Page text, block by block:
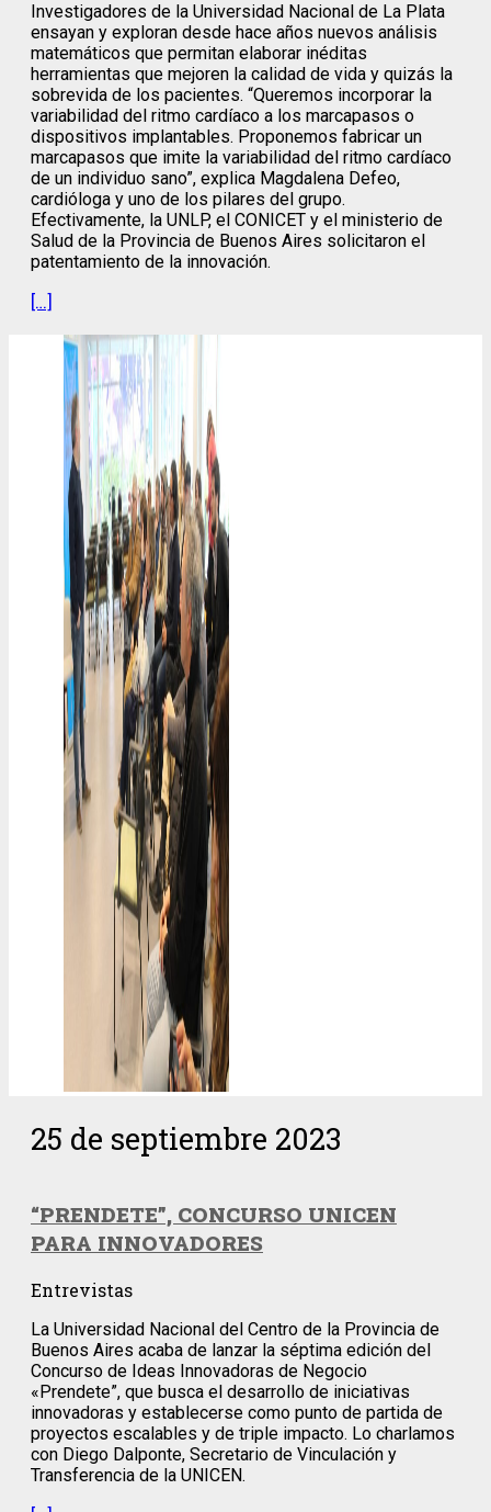
Investigadores de la Universidad Nacional de La Plata
ensayan y exploran desde hace años nuevos análisis
matemáticos que permitan elaborar inéditas
herramientas que mejoren la calidad de vida y quizás la
sobrevida de los pacientes. “Queremos incorporar la
variabilidad del ritmo cardíaco a los marcapasos o
dispositivos implantables. Proponemos fabricar un
marcapasos que imite la variabilidad del ritmo cardíaco
de un individuo sano”, explica Magdalena Defeo,
cardióloga y uno de los pilares del grupo.
Efectivamente, la UNLP, el CONICET y el ministerio de
Salud de la Provincia de Buenos Aires solicitaron el
patentamiento de la innovación.
[…]
25 de septiembre 2023
“PRENDETE”, CONCURSO UNICEN
PARA INNOVADORES
Entrevistas
La Universidad Nacional del Centro de la Provincia de
Buenos Aires acaba de lanzar la séptima edición del
Concurso de Ideas Innovadoras de Negocio
«Prendete”, que busca el desarrollo de iniciativas
innovadoras y establecerse como punto de partida de
proyectos escalables y de triple impacto. Lo charlamos
con Diego Dalponte, Secretario de Vinculación y
Transferencia de la UNICEN.